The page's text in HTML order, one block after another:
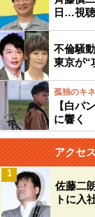
日…視
不倫騒
東京が“
孤独のキ
【白パ
に響く
アクセ
佐藤二
トに入
1